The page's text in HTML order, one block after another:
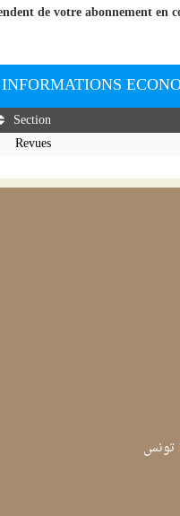
de votre abonnement en
Section
Revues